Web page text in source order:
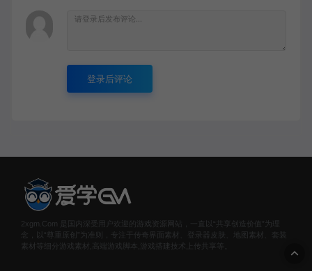
登录后评论
2xgm.Com 是国内深受用户欢迎的游戏资源网站，一直以“共享创造价值”为理
念，以“尊重原创”为准则，专注于传奇界面素材、登录器皮肤、地图素材、套装
素材等细分游戏素材,高端游戏脚本,游戏搭建技术上传共享等。